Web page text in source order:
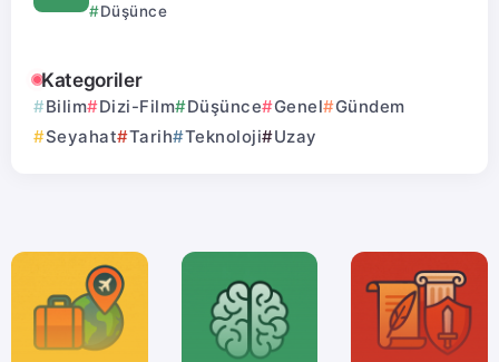
Düşünce
Kategoriler
Bilim Dizi-Film Düşünce Genel
Gündem
Seyahat
Tarih Teknoloji Uzay